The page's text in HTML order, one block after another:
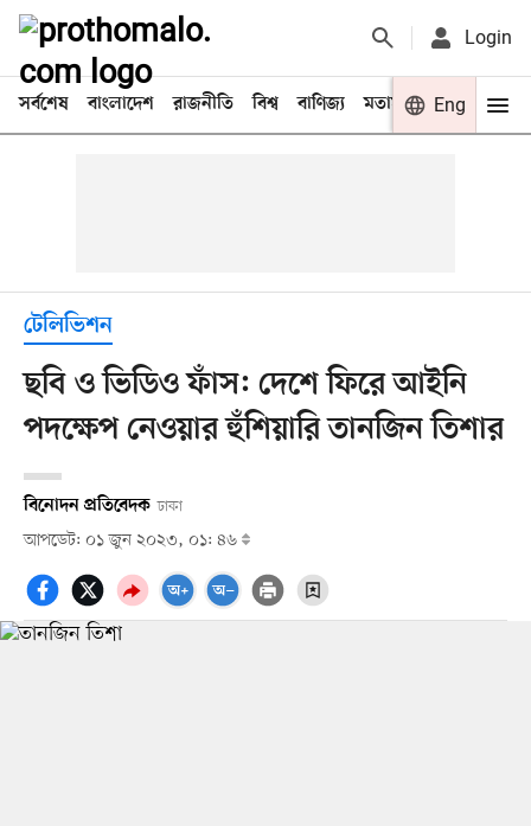
Login
সর্বশেষ বাংলাদেশ রাজনীতি বিশ্ব বাণিজ্য মতামত খেলা
Eng
টেলিভিশন
ছবি ও ভিডিও ফাঁস: দেশে ফিরে আইনি
পদক্ষেপ নেওয়ার হুঁশিয়ারি তানজিন তিশার
বিনোদন প্রতিবেদক ঢাকা
আপডেট: ০১ জুন ২০২৩, ০১: ৪৬